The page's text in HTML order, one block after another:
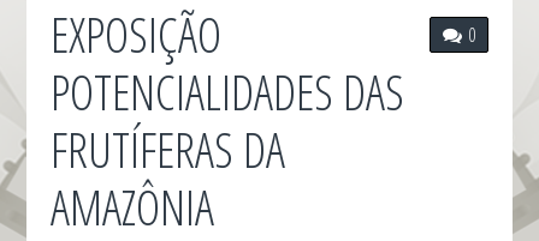
0
EXPOSIÇÃO
POTENCIALIDADES DAS
FRUTÍFERAS DA
AMAZÔNIA